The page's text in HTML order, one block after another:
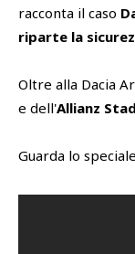
racconta il caso
riparte la
Oltre alla Dacia
e dell'Allianz
Guarda lo